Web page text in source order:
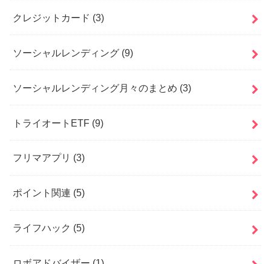
クレジットカード (3)
ソーシャルレンディング (9)
ソーシャルレンディング月々のまとめ (3)
トライオートETF (9)
フリマアプリ (3)
ポイント関連 (5)
ライフハック (5)